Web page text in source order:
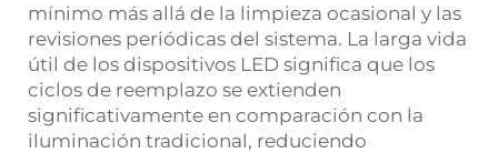
mínimo más allá de la limpieza ocasional y las
revisiones periódicas del sistema. La larga vida
útil de los dispositivos LED significa que los
ciclos de reemplazo se extienden
significativamente en comparación con la
iluminación tradicional, reduciendo